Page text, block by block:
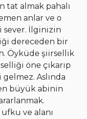
tat almak pahalı
anlar ve o
sever. İlginizin
dereceden bir
Öyküde şiirsellik
öne çıkarıp
Aslında
büyük abinin
ufku ve alanı